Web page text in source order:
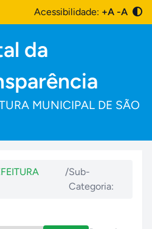
Acessibilidade: +A -A
da
MUNICIPAL DE SÃO
/Sub-
Categoria: